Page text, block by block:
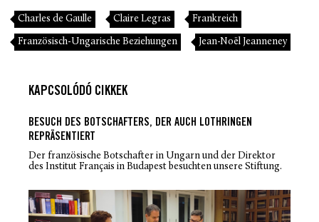
Charles de Gaulle Claire Legras Frankreich
Französisch-Ungarische Beziehungen Jean-Noël Jeanneney
KAPCSOLÓDÓ CIKKEK
BESUCH DES BOTSCHAFTERS, DER AUCH LOTHRINGEN
REPRÄSENTIERT
Der französische Botschafter in Ungarn und der Direktor
des Institut Français in Budapest besuchten unsere Stiftung.